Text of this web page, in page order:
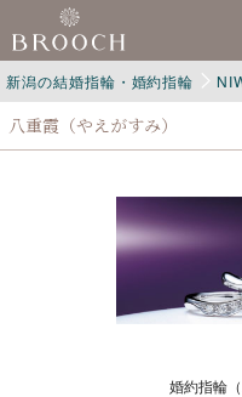
新潟の結婚指輪・婚約指輪
八重霞（やえがすみ）
婚約指輪